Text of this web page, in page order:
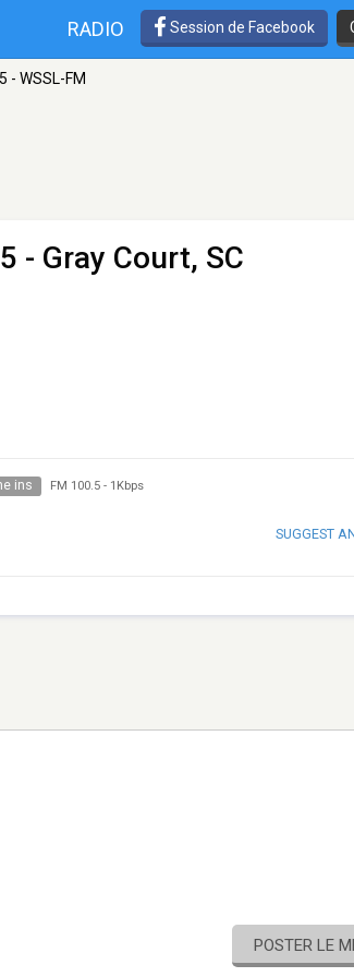
RADIO Session de Facebook
- WSSL-FM
- Gray Court, SC
ins FM 100.5- 1Kbps
SUGGEST
POSTER LE